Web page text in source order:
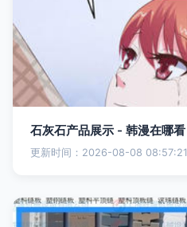
石灰石产品展示 - 韩漫在哪看
更新时间：2026-08-08 08:57:21